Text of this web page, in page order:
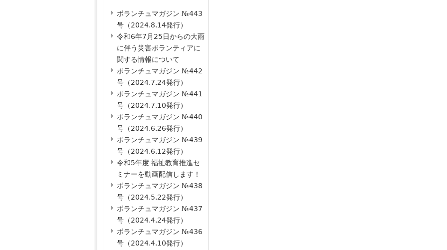
ボランチュマガジン №443
号（2024.8.14発行）
令和6年7月25日からの大雨
に伴う災害ボランティアに
関する情報について
ボランチュマガジン №442
号（2024.7.24発行）
ボランチュマガジン №441
号（2024.7.10発行）
ボランチュマガジン №440
号（2024.6.26発行）
ボランチュマガジン №439
号（2024.6.12発行）
令和5年度 福祉教育推進セ
ミナーを動画配信します！
ボランチュマガジン №438
号（2024.5.22発行）
ボランチュマガジン №437
号（2024.4.24発行）
ボランチュマガジン №436
号（2024.4.10発行）